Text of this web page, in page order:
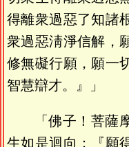
得離衆過惡了知諸
衆過惡淸淨信解，
修無礙行願，願一
智慧辯才。』」
「佛子！菩薩
生如是迴向：『願